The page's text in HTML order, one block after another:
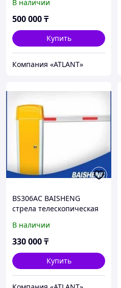
В наличии
500 000₸
Купить
Компания «ATLANT»
BS306AC BAISHENG
стрела телескопическая
В наличии
330 000₸
Купить